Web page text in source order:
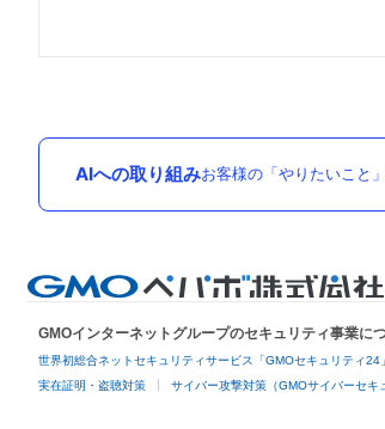
AIへの取り組みお客様の「やりたいこと
GMOインターネットグループのセキュリティ事業に
世界初総合ネットセキュリティサービス「GMOセキュリティ24」
実在証明・盗聴対策 サイバー攻撃対策（GMOサイバーセキ